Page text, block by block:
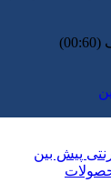
(00:
60
)
پیش بین